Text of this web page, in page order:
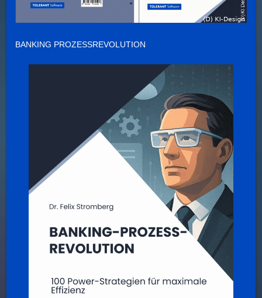
BANKING PROZESSREVOLUTION